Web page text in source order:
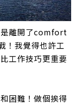
是離開了comfort
！我覺得也許工
工作技巧更重要
困難！做個挨得